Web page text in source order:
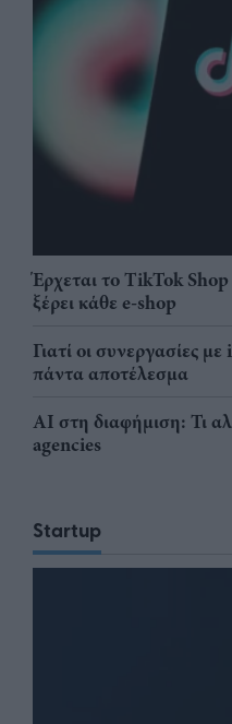
Έρχεται το TikTok
ξέρει κάθε e-shop
Γιατί οι συνεργασίες
πάντα αποτέλεσμα
AI στη διαφήμιση: Τι
agencies
Startup